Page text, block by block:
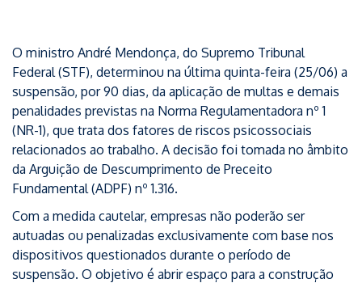
O ministro André Mendonça, do Supremo Tribunal
Federal (STF), determinou na última quinta-feira (25/06) a
suspensão, por 90 dias, da aplicação de multas e demais
penalidades previstas na Norma Regulamentadora nº 1
(NR-1), que trata dos fatores de riscos psicossociais
relacionados ao trabalho. A decisão foi tomada no âmbito
da Arguição de Descumprimento de Preceito
Fundamental (ADPF) nº 1.316.
Com a medida cautelar, empresas não poderão ser
autuadas ou penalizadas exclusivamente com base nos
dispositivos questionados durante o período de
suspensão. O objetivo é abrir espaço para a construção